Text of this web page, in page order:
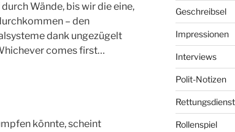
Wände, bis wir die eine,
– den
dank ungezügelt
comes first…
könnte, scheint
Geschreibsel
Impressionen
Interviews
Polit-Notizen
Rettungsdienst
Rollenspiel